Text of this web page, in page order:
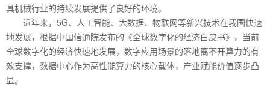
具机械行业的持续发展提供了良好的环境。
近年来，5G、人工智能、大数据、物联网等新兴技术在我国快速
地发展，根据中国信通院发布的《全球数字化的经济白皮书》，当前
全球数字化的经济快速地发展，数字应用场景的落地离不开算力的有
效支撑，数据中心作为高性能算力的核心载体，产业赋能价值逐步凸
显。